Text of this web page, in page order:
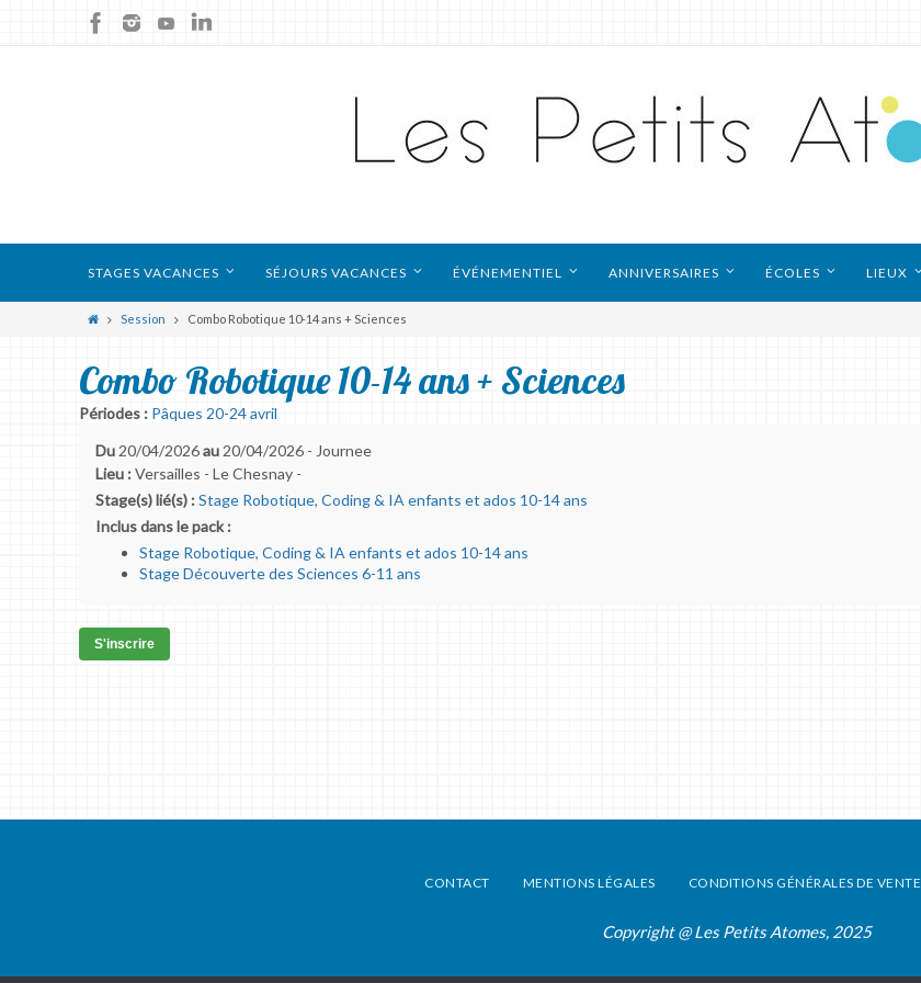
STAGES VACANCES SÉJOURS VACANCES ÉVÉNEMENTIEL ANNIVERSAIRES ÉCOLES LIEUX
Session Combo Robotique 10-14 ans + Sciences
Combo Robotique 10-14 ans + Sciences
Périodes : Pâques 20-24 avril
Du 20/04/2026au 20/04/2026 - Journee
Lieu :Versailles - Le Chesnay -
Stage(s) lié(s) :Stage Robotique, Coding & IA enfants et ados 10-14 ans
Inclus dans le pack :
Stage Robotique, Coding & IA enfants et ados 10-14 ans
Stage Découverte des Sciences 6-11 ans
S'inscrire
CONTACT MENTIONS LÉGALES CONDITIONS GÉNÉRALES DE VENTE
Copyright @ Les Petits Atomes, 2025